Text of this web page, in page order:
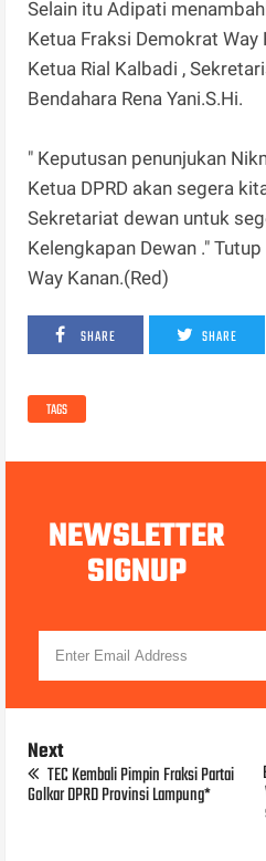
Selain itu Adipati
Ketua Fraksi Demokrat Way
Ketua Rial Kalbadi ,
Bendahara Rena Yani.S.Hi.
" Keputusan penunjukan
Ketua DPRD akan segera
Sekretariat dewan untuk
Kelengkapan Dewan ."
Way Kanan.(Red)
SHARE SHARE
TAGS
NEWSLETTER
SIGNUP
Next
TEC Kembali Pimpin Fraksi Partai
Golkar DPRD Provinsi Lampung*